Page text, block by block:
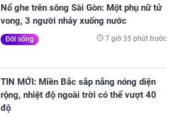
Nổ ghe trên sông Sài Gòn: Một phụ nữ tử
vong, 3 người nhảy xuống nước
Đời sống 7 giờ 35 phút trước
TIN MỚI: Miền Bắc sắp nắng nóng diện
rộng, nhiệt độ ngoài trời có thể vượt 40
độ